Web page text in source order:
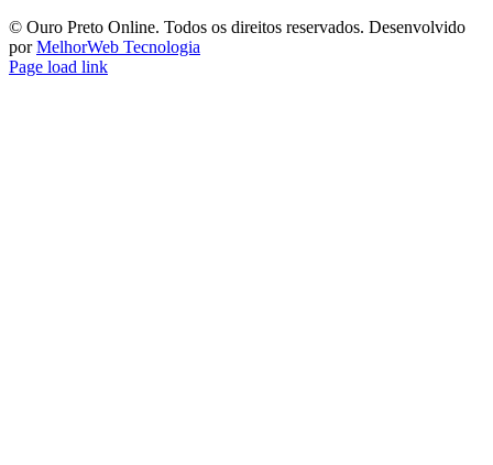
©️ Ouro Preto Online. Todos os direitos reservados. Desenvolvido
porMelhorWeb Tecnologia
Page load link